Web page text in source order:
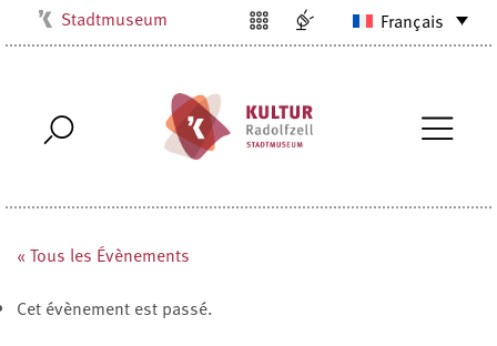
Musikschule
Stadtmuseum
Stadtbibliothek
Villa Bosch
Français
« Tous les Évènements
Cet évènement est passé.